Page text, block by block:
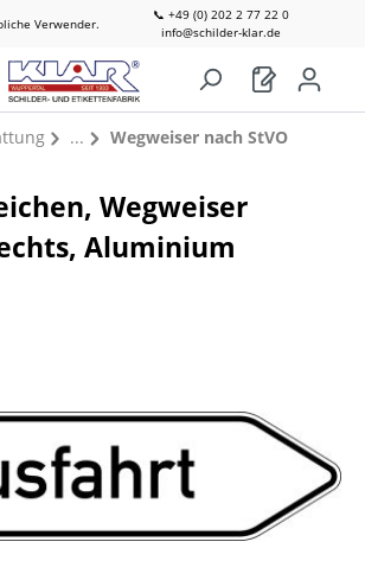
Verwender.
📞 +49 (0) 202 2 77 22 0
info@schilder-klar.de
Wegweiser nach StVO
Wegweiser
Aluminium